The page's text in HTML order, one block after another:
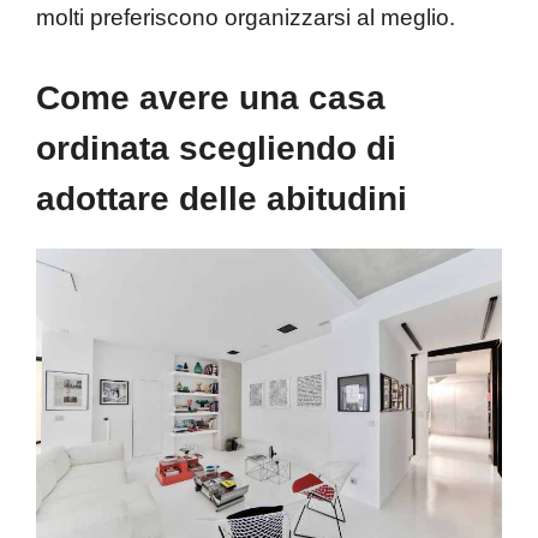
molti preferiscono organizzarsi al meglio.
Come avere una casa
ordinata scegliendo di
adottare delle abitudini